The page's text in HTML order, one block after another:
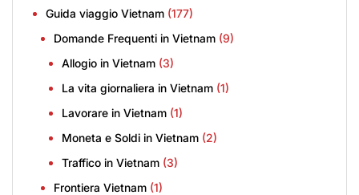
Guida viaggio Vietnam (177)
Domande Frequenti in Vietnam (9)
Allogio in Vietnam (3)
La vita giornaliera in Vietnam (1)
Lavorare in Vietnam (1)
Moneta e Soldi in Vietnam (2)
Traffico in Vietnam (3)
Frontiera Vietnam (1)